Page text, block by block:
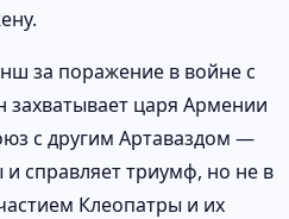
за поражение в войне с
захватывает царя Армении
с другим Артаваздом —
справляет триумф, но не в
Клеопатры и их